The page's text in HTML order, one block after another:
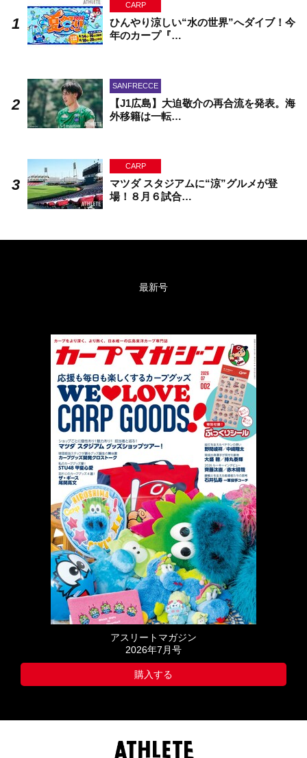
CARP
ひんやり涼しい“水の世界”へダイブ！今
年のカープ『…
SANFRECCE
【J1広島】大迫敬介の再合流を発表。海
外移籍は一転…
CARP
マツダ スタジアムに“涼”グルメが登
場！８月６試合…
最新号
アスリートマガジン
2026年7月号
購入する